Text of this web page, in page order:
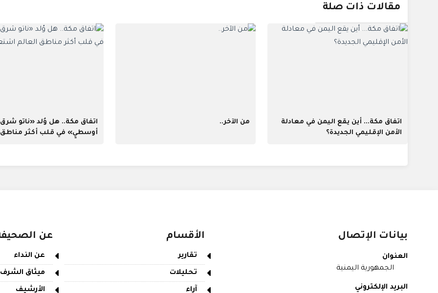
مقالات ذات صلة
اتفاق مكة... أين يقع اليمن في معادلة
الأمن الإقليمي الجديدة؟
من الآخر..
اتفاق مكة.. هل وُلد «ناتو شرق
أوسطي» في قلب أكثر مناطق
بيانات الإتصال
العنوان
الجمهورية اليمنية
البريد الإلكتروني
الأقسام
تقارير
تحليلات
آراء
عن
عن النداء
ميثاق الشرف
الأرشيف